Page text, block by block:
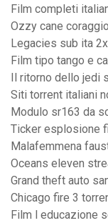
Film completi
Ozzy cane
Legacies sub ita
Film tipo tango e
Il ritorno dello jedi
Siti torrent italiani
Modulo sr163 da
Ticker esplosione
Malafemmena
Oceans eleven
Grand theft auto
Chicago fire 3
Film l educazione